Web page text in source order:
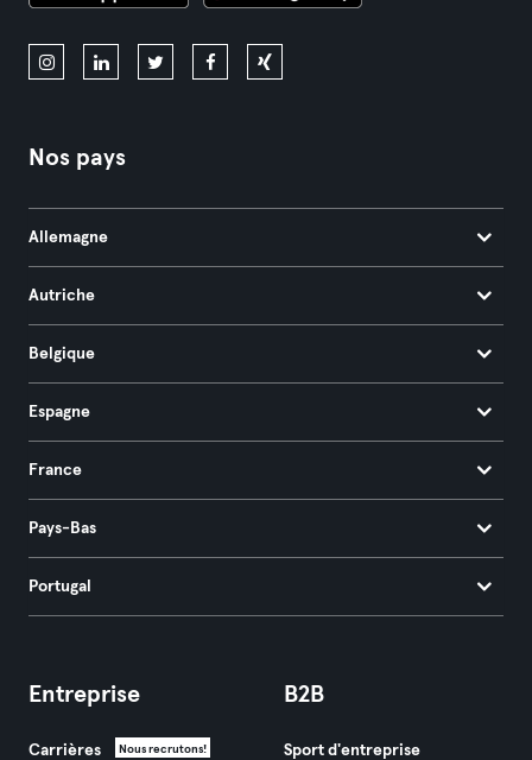
Nos pays
Allemagne
Autriche
Belgique
Espagne
France
Pays-Bas
Portugal
Entreprise
Carrières Nous recrutons!
B2B
Sport d'entreprise